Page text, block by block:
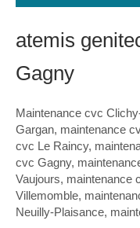
atemis
Gagny
Maintenance cvc
Gargan, maintenance
cvc Le Raincy,
cvc Gagny,
Vaujours, maintenance
Villemomble,
Neuilly-Plaisance,